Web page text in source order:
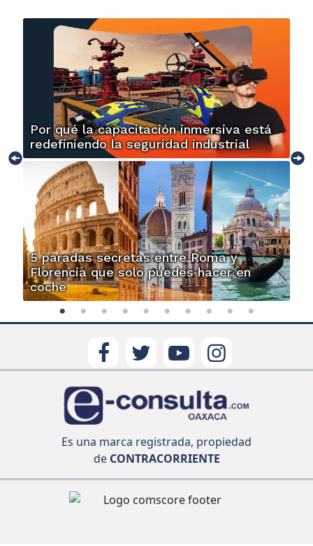
Por qué la capacitación inmersiva está
redefiniendo la seguridad industrial
5 paradas secretas entre Roma y
Florencia que solo puedes hacer en
coche
Es una marca registrada, propiedad
deCONTRACORRIENTE